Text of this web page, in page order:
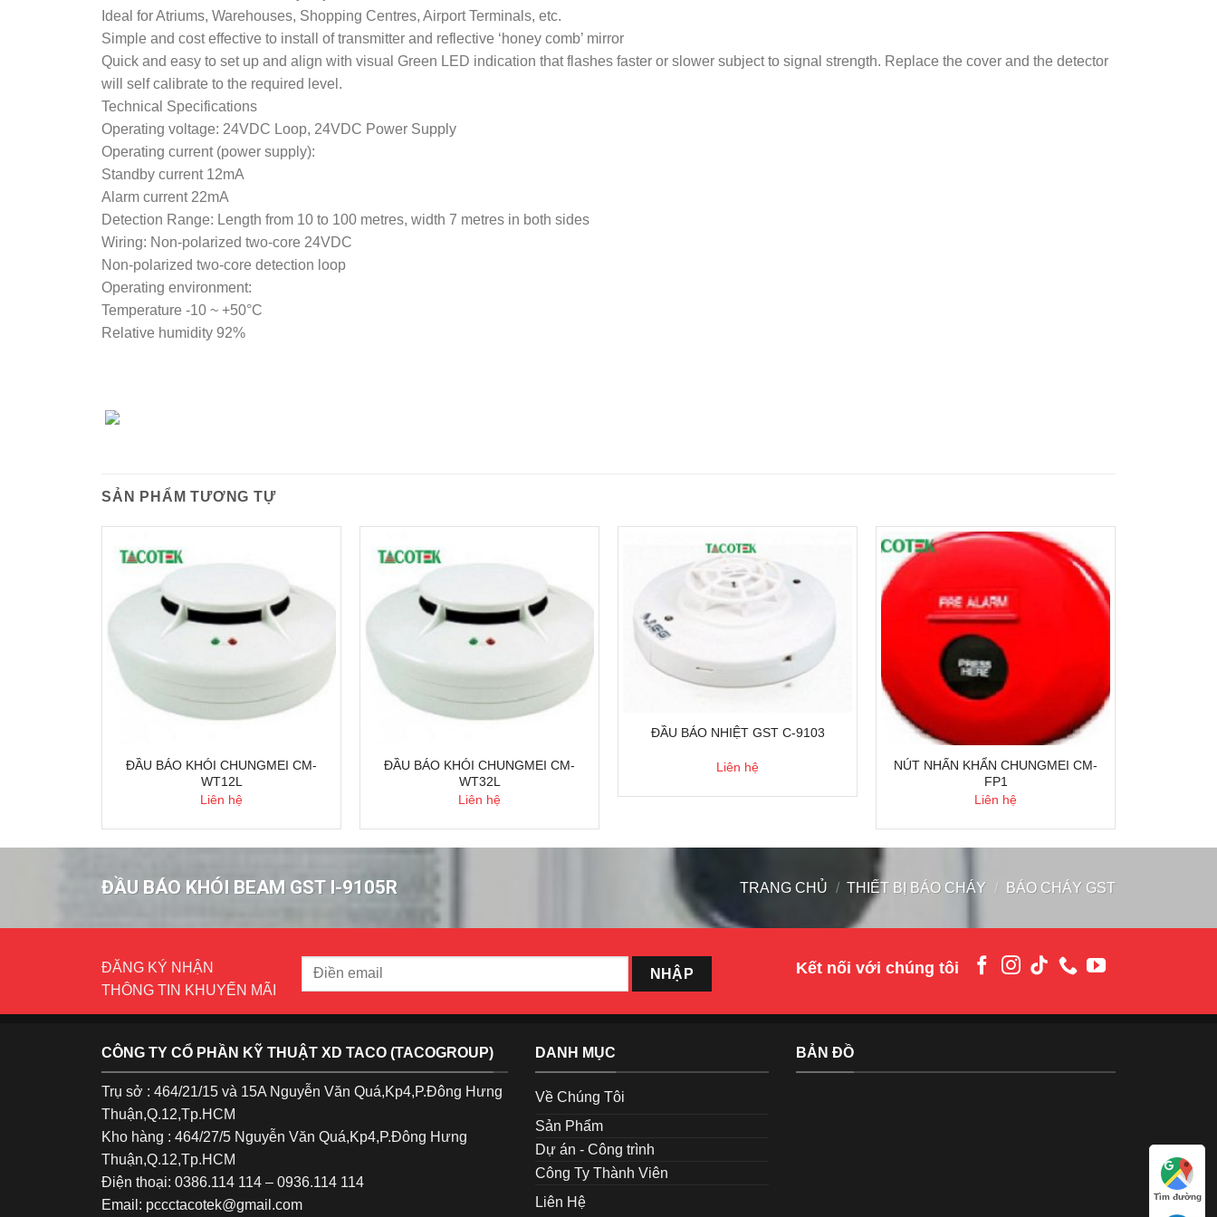
Ideal for Atriums, Warehouses, Shopping Centres, Airport Terminals, etc.
Simple and cost effective to install of transmitter and reflective ‘honey comb’ mirror
Quick and easy to set up and align with visual Green LED indication that flashes faster or slower subject to signal strength. Replace the cover and the detector
will self calibrate to the required level.
Technical Specifications
Operating voltage: 24VDC Loop, 24VDC Power Supply
Operating current (power supply):
Standby current 12mA
Alarm current 22mA
Detection Range: Length from 10 to 100 metres, width 7 metres in both sides
Wiring: Non-polarized two-core 24VDC
Non-polarized two-core detection loop
Operating environment:
Temperature -10 ~ +50°C
Relative humidity 92%
SẢN PHẨM TƯƠNG TỰ
ĐẦU BÁO KHÓI CHUNGMEI CM-
WT12L
Liên hệ
ĐẦU BÁO KHÓI CHUNGMEI CM-
WT32L
Liên hệ
ĐẦU BÁO NHIỆT GST C-9103
Liên hệ
NÚT NHẤN KHẨN CHUNGMEI CM-
FP1
Liên hệ
ĐẦU BÁO KHÓI BEAM GST I-9105R TRANG CHỦ / THIẾT BỊ BÁO CHÁY / BÁO CHÁY GST
ĐĂNG KÝ NHẬN
THÔNG TIN KHUYẾN MÃI
Kết nối với chúng tôi
CÔNG TY CỔ PHẦN KỸ THUẬT XD TACO (TACOGROUP)
Trụ sở : 464/21/15 và 15A Nguyễn Văn Quá,Kp4,P.Đông Hưng
Thuận,Q.12,Tp.HCM
Kho hàng : 464/27/5 Nguyễn Văn Quá,Kp4,P.Đông Hưng
Thuận,Q.12,Tp.HCM
Điện thoại: 0386.114 114 – 0936.114 114
Email: pccctacotek@gmail.com
DANH MỤC
Về Chúng Tôi
Sản Phẩm
Dự án - Công trình
Công Ty Thành Viên
Liên Hệ
BẢN ĐỒ
Tìm đường